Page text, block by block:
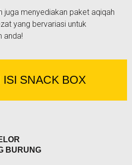
juga menyediakan paket aqiqah
yang bervariasi untuk
anda!
ISI SNACK BOX
BURUNG